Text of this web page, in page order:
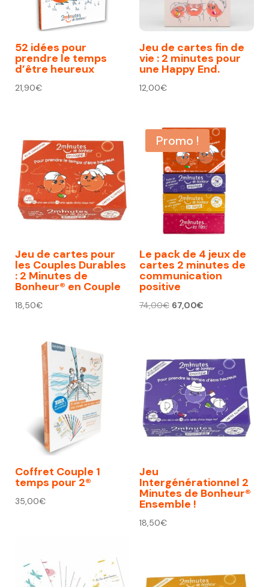
52 idées pour
prendre le temps
d’être heureux
21,90€
Jeu de cartes fin de
vie : 2 minutes pour
une Happy End.
12,00€
Jeu de cartes pour
les Couples Durables
: 2 Minutes de
Bonheur® en Couple
18,50€
Promo !
Le pack de 4 jeux de
cartes 2 minutes de
communication
positive
74,00€ Le
74,00€.
67,00€Le
67,00€.
Coffret Couple 1
temps pour 2®
35,00€
Jeu
Intergénérationnel 2
Minutes de Bonheur®
Ensemble !
18,50€